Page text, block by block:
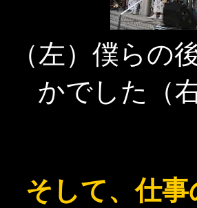
（左）僕らの
かでした（
そして、仕